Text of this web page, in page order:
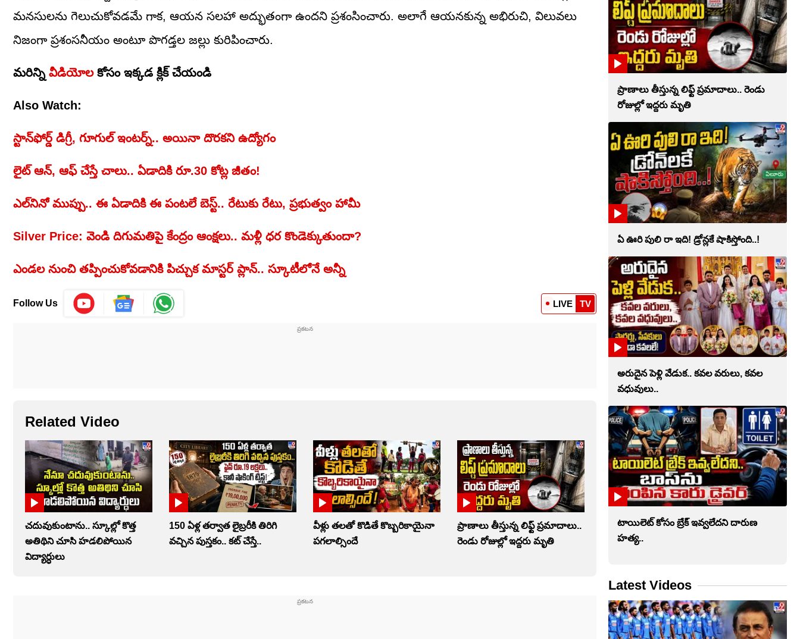
మనసులను గెలుచుకోవడమే గాక, ఆయన సలహా అద్భుతంగా ఉందని ప్రశంసించారు. అలాగే ఆయనకున్న అభిరుచి, విలువలు
నిజంగా ప్రశంసనీయం అంటూ పొగడ్తల జల్లు కురిపించారు.
మరిన్ని వీడియోలకోసం ఇక్కడ క్లిక్ చేయండి
Also Watch:
స్టాన్‌ఫోర్డ్ డిగ్రీ, గూగుల్ ఇంటర్న్.. అయినా దొరకని ఉద్యోగం
లైట్ ఆన్, ఆఫ్ చేస్తే చాలు.. ఏడాదికి రూ.30 కోట్ల జీతం!
ఎల్‌నినో ముప్పు.. ఈ ఏడాదికి ఈ పంటలే బెస్ట్.. రేటుకు రేటు, ప్రభుత్వం హామీ
Silver Price: వెండి దిగుమతిపై కేంద్రం ఆంక్షలు.. మళ్లీ ధర కొండెక్కుతుందా?
ఎండల నుంచి తప్పించుకోవడానికి పిచ్చుక మాస్టర్ ప్లాన్.. స్కూటీలోనే అన్నీ
Follow Us LIVE TV
Related Video
చదువుకుంటాను.. స్కూల్లో కొత్త
అతిథిని చూసి హడలిపోయిన
విద్యార్ధులు
150 ఏళ్ల తర్వాత లైబ్రరీకి తిరిగి
వచ్చిన పుస్తకం.. కట్ చేస్తే..
వీళ్లు తలతో కొడితే కొబ్బరికాయైనా
పగలాల్సిందే
ప్రాణాలు తీస్తున్న లిఫ్ట్‌ ప్రమాదాలు..
రెండు రోజుల్లో ఇద్దరు మృతి
ప్రాణాలు తీస్తున్న లిఫ్ట్‌ ప్రమాదాలు.. రెండు
రోజుల్లో ఇద్దరు మృతి
ఏ ఊరి పులి రా ఇది! డ్రోన్లకే షాకిస్తోంది..!
అరుదైన పెళ్లి వేడుక.. కవల వరులు, కవల
వధువులు..
టాయిలెట్‌ కోసం బ్రేక్‌ ఇవ్వలేదని దారుణ
హత్య..
Latest Videos